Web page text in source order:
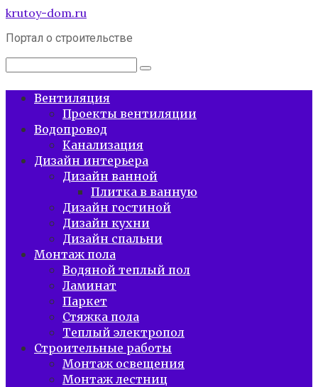
Перейти
контенту
krutoy-dom.ru
Портал о строительстве
Поиск:
Вентиляция
Проекты вентиляции
Водопровод
Канализация
Дизайн интерьера
Дизайн ванной
Плитка в ванную
Дизайн гостиной
Дизайн кухни
Дизайн спальни
Монтаж пола
Водяной теплый пол
Ламинат
Паркет
Стяжка пола
Теплый электропол
Строительные работы
Монтаж освещения
Монтаж лестниц